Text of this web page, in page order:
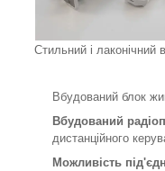
Стильний і лаконічний
Вбудований блок
Вбудований
дистанційного
Можливість